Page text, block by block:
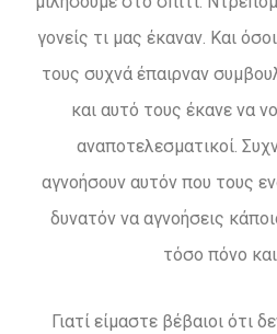
γονείς τι μας έκαναν. Και
τους συχνά έπαιρναν
και αυτό τους έκανε να
αναποτελεσματικοί.
αγνοήσουν αυτόν που τους
δυνατόν να αγνοήσεις
τόσο πόνο
Γιατί είμαστε βέβαιοι ότι